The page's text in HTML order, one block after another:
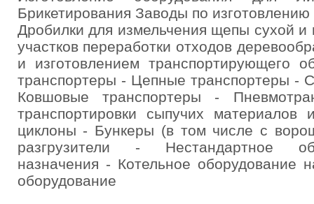
Брикетирования Заводы по
Дробилки для измельчения щепы сухой
участков переработки отходов
и изготовлением транспортирующего
транспортеры - Цепные транспортеры -
Ковшовые транспортеры -
транспортировки сыпучих
циклоны - Бункеры (в том числе с
разгрузители - Нестандартное
назначения - Котельное оборудование
оборудование